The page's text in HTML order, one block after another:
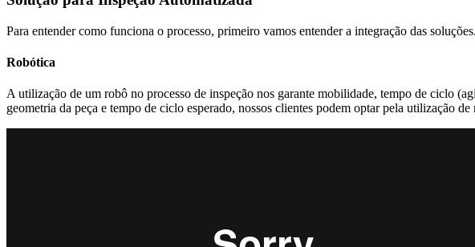
Para entender como funciona o processo, primeiro vamos entender a integração das soluções.
Robótica
A utilização de um robô no processo de inspeção nos garante mobilidade, tempo de ciclo
geometria da peça e tempo de ciclo esperado, nossos clientes podem optar pela utilização